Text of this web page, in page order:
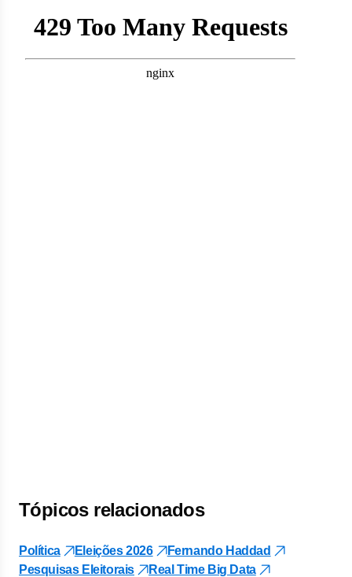
Tópicos relacionados
Política Eleições 2026
Fernando Haddad
Pesquisas Eleitorais
Real Time Big Data